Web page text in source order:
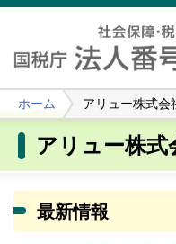
ホーム アリュー株式会
アリュー株式
最新情報